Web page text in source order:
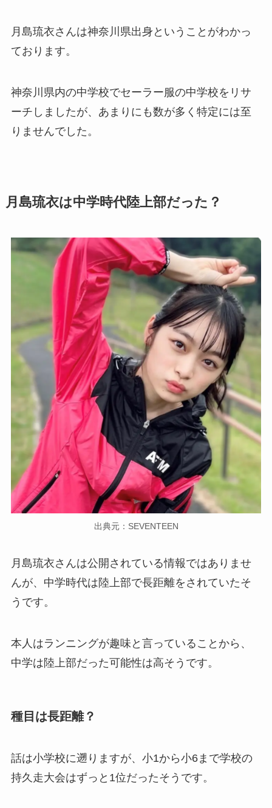
月島琉衣さんは神奈川県出身ということがわかっ
ております。
神奈川県内の中学校でセーラー服の中学校をリサ
ーチしましたが、あまりにも数が多く特定には至
りませんでした。
月島琉衣は中学時代陸上部だった？
出典元：SEVENTEEN
月島琉衣さんは公開されている情報ではありませ
んが、中学時代は陸上部で長距離をされていたそ
うです。
本人はランニングが趣味と言っていることから、
中学は陸上部だった可能性は高そうです。
種目は長距離？
話は小学校に遡りますが、小1から小6まで学校の
持久走大会はずっと1位だったそうです。